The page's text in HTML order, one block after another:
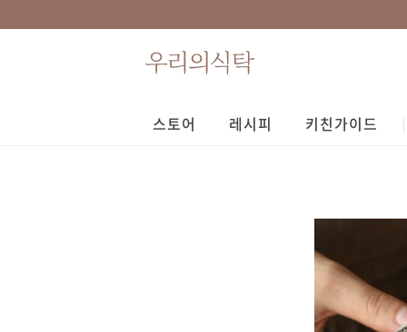
스토어 레시피 키친가이드